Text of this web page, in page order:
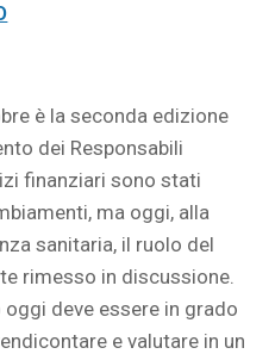
è la seconda edizione
dei Responsabili
finanziari sono stati
ma oggi, alla
sanitaria, il ruolo del
rimesso in discussione.
deve essere in grado
e valutare in un